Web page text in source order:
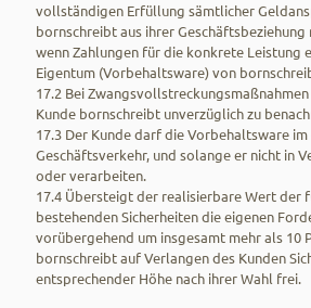
vollständigen Erfüllung sämtlicher
bornschreibt aus ihrer Geschäftsbeziehung
wenn Zahlungen für die konkrete Leistung
Eigentum (Vorbehaltsware) von
17.2 Bei
Kunde bornschreibt unverzüglich zu
17.3 Der Kunde darf die Vorbehaltsware
Geschäftsverkehr, und solange er nicht in
oder verarbeiten.
17.4 Übersteigt der realisierbare Wert der
bestehenden Sicherheiten die eigenen
vorübergehend um insgesamt mehr als 10
bornschreibt auf Verlangen des Kunden
entsprechender Höhe nach ihrer Wahl frei.